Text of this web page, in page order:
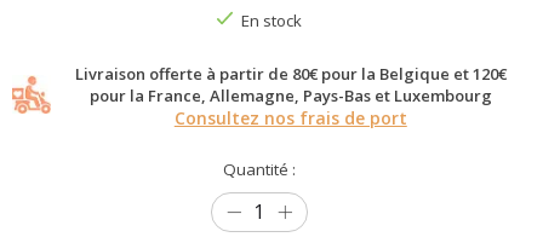
En stock
Livraison offerte à partir de 80€ pour la Belgique et 120€
pour la France, Allemagne, Pays-Bas et Luxembourg
Consultez nos frais de port
Quantité :